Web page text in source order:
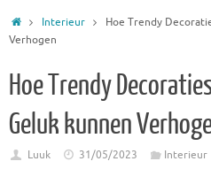
HomeInterieur
Hoe Trendy
Verhogen
Hoe Trendy
Geluk kunnen
Luuk 31/05/2023 Interieur